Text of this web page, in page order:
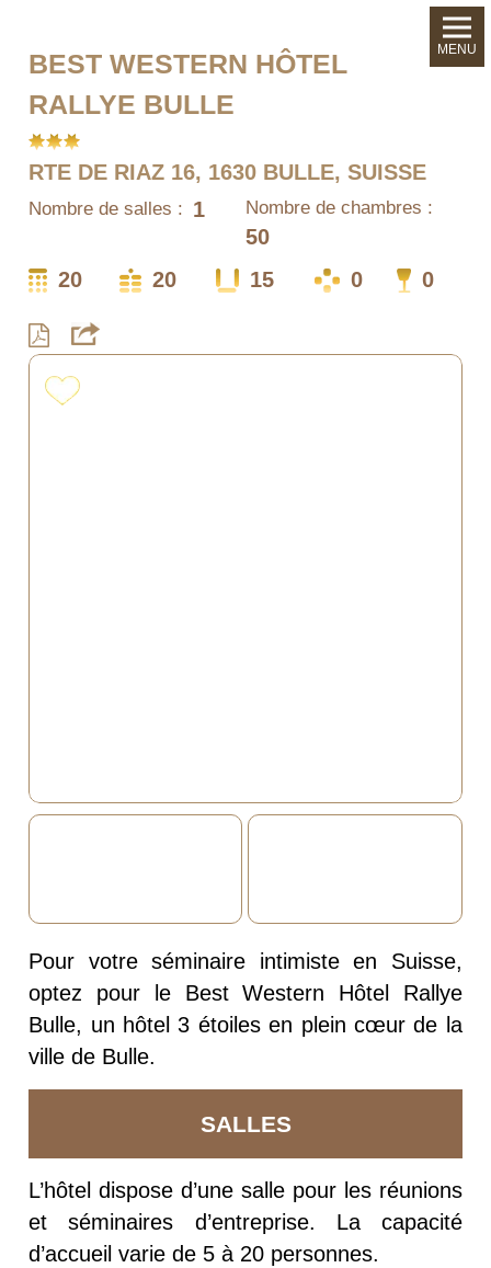
BEST WESTERN HÔTEL
RALLYE BULLE
RTE DE RIAZ 16, 1630 BULLE, SUISSE
Nombre de salles : 1 Nombre de chambres :
50
20
20 15 0 0
Pour votre séminaire intimiste en Suisse,
optez pour le Best Western Hôtel Rallye
Bulle, un hôtel 3 étoiles en plein cœur de la
ville de Bulle.
SALLES
L’hôtel dispose d’une salle pour les réunions
et séminaires d’entreprise. La capacité
d’accueil varie de 5 à 20 personnes.
MENU